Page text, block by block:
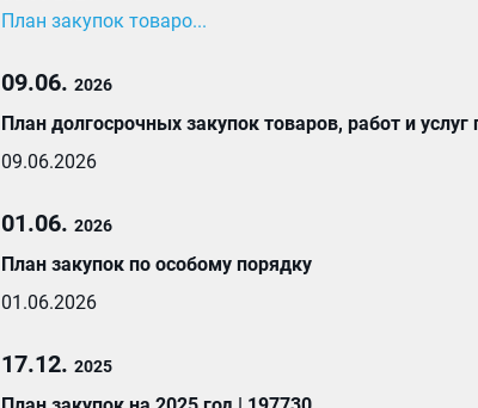
План закупок товаро...
09.06. 2026
План долгосрочных закупок товаров, работ и
09.06.2026
01.06. 2026
План закупок по особому порядку
01.06.2026
17.12. 2025